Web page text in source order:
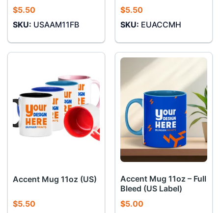
$5.50
SKU: USAAM11FB
$5.50
SKU: EUACCMH
Accent Mug 11oz (US)
$5.50
Accent Mug 11oz – Full
Bleed (US Label)
$5.00